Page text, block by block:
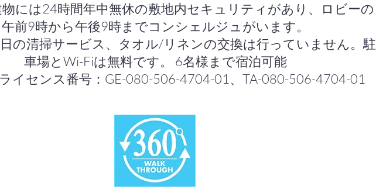
には24時間年中無休の敷地内セキュリティがあり、ロビーの
午前9時から午後9時までコンシェルジュがいます。
の清掃サービス、タオル/リネンの交換は行っていません。駐
車場とWi-Fiは無料です。 6名様まで宿泊可能
イセンス番号：GE-080-506-4704-01、TA-080-506-4704-01